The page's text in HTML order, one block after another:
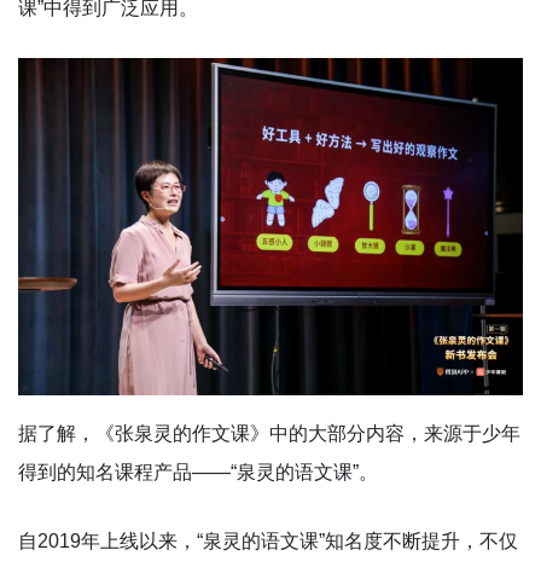
课”中得到广泛应用。
据了解，《张泉灵的作文课》中的大部分内容，来源于少年
得到的知名课程产品——“泉灵的语文课”。
自2019年上线以来，“泉灵的语文课”知名度不断提升，不仅